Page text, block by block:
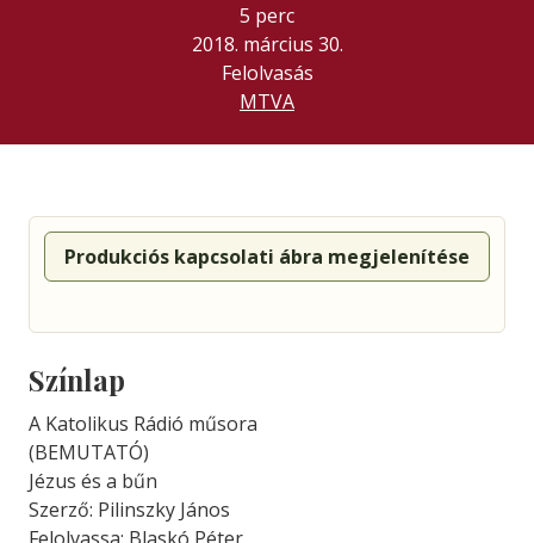
5 perc
2018. március 30.
Felolvasás
MTVA
Produkciós kapcsolati ábra megjelenítése
Színlap
A Katolikus Rádió műsora
(BEMUTATÓ)
Jézus és a bűn
Szerző: Pilinszky János